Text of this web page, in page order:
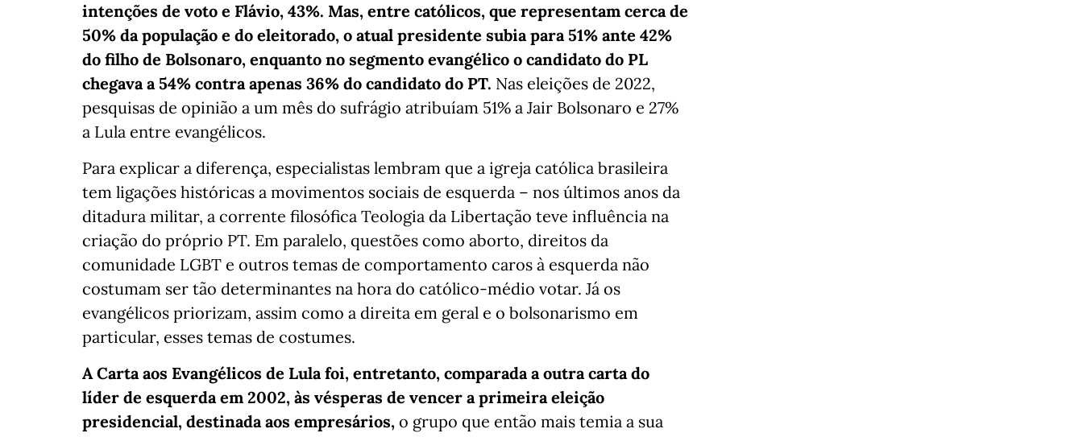
intenções de voto e Flávio, 43%. Mas, entre católicos, que representam cerca de
50% da população e do eleitorado, o atual presidente subia para 51% ante 42%
do filho de Bolsonaro, enquanto no segmento evangélico o candidato do PL
chegava a 54% contra apenas 36% do candidato do PT. Nas eleições de 2022,
pesquisas de opinião a um mês do sufrágio atribuíam 51% a Jair Bolsonaro e 27%
a Lula entre evangélicos.
Para explicar a diferença, especialistas lembram que a igreja católica brasileira
tem ligações históricas a movimentos sociais de esquerda – nos últimos anos da
ditadura militar, a corrente filosófica Teologia da Libertação teve influência na
criação do próprio PT. Em paralelo, questões como aborto, direitos da
comunidade LGBT e outros temas de comportamento caros à esquerda não
costumam ser tão determinantes na hora do católico-médio votar. Já os
evangélicos priorizam, assim como a direita em geral e o bolsonarismo em
particular, esses temas de costumes.
A Carta aos Evangélicos de Lula foi, entretanto, comparada a outra carta do
líder de esquerda em 2002, às vésperas de vencer a primeira eleição
presidencial, destinada aos empresários, o grupo que então mais temia a sua